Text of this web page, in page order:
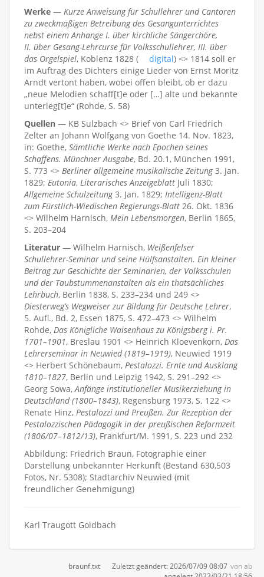
Werke — Kurze Anweisung für Schullehrer und Cantoren
zu zweckmäßigen Betreibung des Gesangunterrichtes
nebst einem Anhange I. über kirchliche Sängerchöre,
II. über Gesang-Lehrcurse für Volksschullehrer, III. über
das Orgelspiel, Koblenz 1828 ( digital) <> 1814 soll er
im Auftrag des Dichters einige Lieder von Ernst Moritz
Arndt vertont haben, wobei offen bleibt, ob er dazu
„neue Melodien schaff[t]e oder […] alte und bekannte
unterleg[t]e“ (Rohde, S. 58)
Quellen — KB Sulzbach <> Brief von Carl Friedrich
Zelter an Johann Wolfgang von Goethe 14. Nov. 1823,
in: Goethe, Sämtliche Werke nach Epochen seines
Schaffens. Münchner Ausgabe, Bd. 20.1, München 1991,
S. 773 <> Berliner allgemeine musikalische Zeitung3. Jan.
1829; Eutonia, Literarisches Anzeigeblatt Juli 1830;
Allgemeine Schulzeitung3. Jan. 1829; Intelligenz-Blatt
zum Fürstlich-Wiedischen Regierungs-Blatt 26. Okt. 1836
<> Wilhelm Harnisch, Mein Lebensmorgen, Berlin 1865,
S. 203–204
Literatur — Wilhelm Harnisch, Weißenfelser
Schullehrer-Seminar und seine Hülfsanstalten. Ein kleiner
Beitrag zur Geschichte der Seminarien, der Volksschulen
und der Taubstummenanstalten als ein thatsächliches
Lehrbuch, Berlin 1838, S. 233–234 und 249 <>
Diesterweg’s Wegweiser zur Bildung für Deutsche Lehrer,
5. Aufl., Bd. 2, Essen 1875, S. 472–473 <> Wilhelm
Rohde, Das Königliche Waisenhaus zu Königsberg i. Pr.
1701–1901, Breslau 1901 <> Heinrich Kloevenkorn, Das
Lehrerseminar in Neuwied (1819–1919), Neuwied 1919
<> Herbert Schönebaum, Pestalozzi. Ernte und Ausklang
1810–1827, Berlin und Leipzig 1942, S. 291–292 <>
Georg Sowa,Anfänge institutioneller Musikerziehung in
Deutschland (1800–1843), Regensburg 1973, S. 122 <>
Renate Hinz, Pestalozzi und Preußen. Zur Rezeption der
Pestalozzischen Pädagogik in der preußischen Reformzeit
(1806/07–1812/13), Frankfurt/M. 1991, S. 223 und 232
Abbildung: Friedrich Braun, Fotographie einer
Darstellung unbekannter Herkunft (Bestand 630,503
Fotos, Nr. 5308); Stadtarchiv Neuwied (mit
freundlicher Genehmigung)
Karl Traugott Goldbach
braunf.txt Zuletzt geändert: 2026/07/09 08:07 vonab